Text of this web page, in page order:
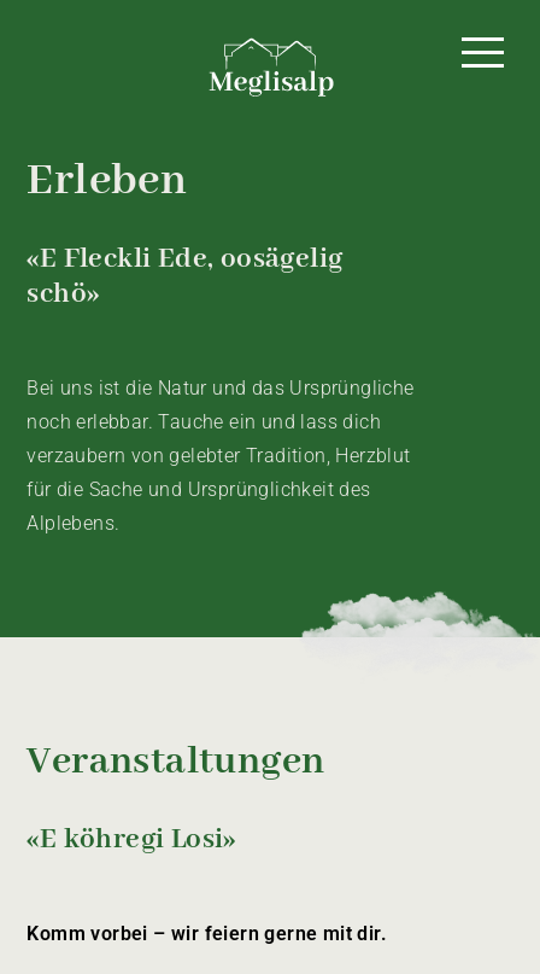
Erleben
«E Fleckli Ede, oosägelig
schö»
Bei uns ist die Natur und das Ursprüngliche
noch erlebbar. Tauche ein und lass dich
verzaubern von gelebter Tradition, Herzblut
für die Sache und Ursprünglichkeit des
Alplebens.
Veranstaltungen
«E köhregi Losi»
Komm vorbei – wir feiern gerne mit dir.